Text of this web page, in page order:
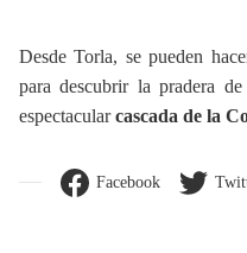
Desde Torla, se pueden
para descubrir la pradera
espectacularcascada de la
Facebook